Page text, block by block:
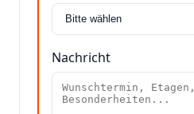
Nachricht